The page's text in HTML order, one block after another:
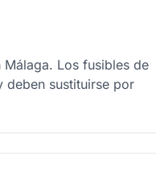
Los fusibles de
deben sustituirse por